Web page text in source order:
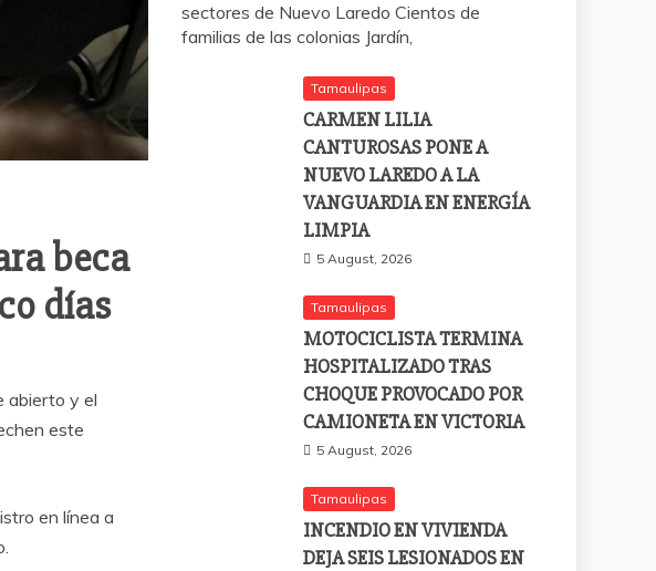
beca
días
abierto y el
este
en línea a
sectores de Nuevo Laredo Cientos de
familias de las colonias Jardín,
Tamaulipas
CARMEN LILIA
CANTUROSAS PONE A
NUEVO LAREDO A LA
VANGUARDIA EN ENERGÍA
LIMPIA
5 August, 2026
Tamaulipas
MOTOCICLISTA TERMINA
HOSPITALIZADO TRAS
CHOQUE PROVOCADO POR
CAMIONETA EN VICTORIA
5 August, 2026
Tamaulipas
INCENDIO EN VIVIENDA
DEJA SEIS LESIONADOS EN